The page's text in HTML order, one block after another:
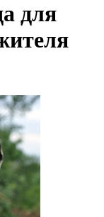
для